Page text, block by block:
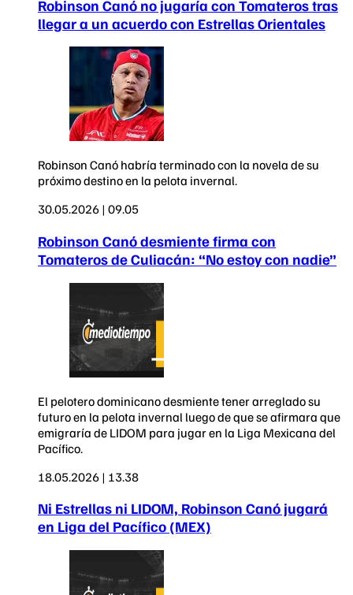
Robinson Canó no jugaría con Tomateros tras
llegar a un acuerdo con Estrellas Orientales
Robinson Canó habría terminado con la novela de su
próximo destino en la pelota invernal.
30.05.2026 | 09.05
Robinson Canó desmiente firma con
Tomateros de Culiacán: “No estoy con nadie”
El pelotero dominicano desmiente tener arreglado su
futuro en la pelota invernal luego de que se afirmara que
emigraría de LIDOM para jugar en la Liga Mexicana del
Pacífico.
18.05.2026 | 13.38
Ni Estrellas ni LIDOM, Robinson Canó jugará
en Liga del Pacífico (MEX)